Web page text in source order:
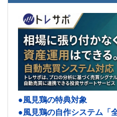
●風見鶏の特典対象
●風見鶏の自作システム「